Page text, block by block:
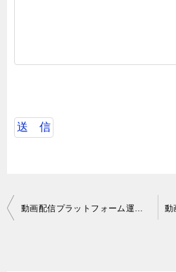
投
動画配信プラットフォーム運営企業におけるiOSエンジニア